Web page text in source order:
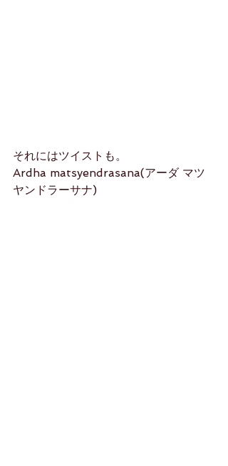
それにはツイストも。
Ardha matsyendrasana(アーダ マツ
ヤンドラーサナ)